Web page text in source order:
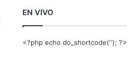
EN VIVO
<?php echo do_shortcode(‘‘); ?>